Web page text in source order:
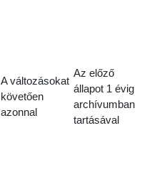
A változásokat
követően
azonnal
Az előző
állapot 1 évig
archívumban
tartásával